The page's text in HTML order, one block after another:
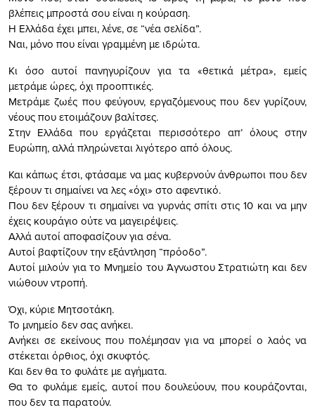
βλέπεις μπροστά σου είναι η κούραση.
Η Ελλάδα έχει μπει, λένε, σε “νέα σελίδα”.
Ναι, μόνο που είναι γραμμένη με ιδρώτα.
Κι όσο αυτοί πανηγυρίζουν για τα «θετικά μέτρα», εμείς
μετράμε ώρες, όχι προοπτικές.
Μετράμε ζωές που φεύγουν, εργαζόμενους που δεν γυρίζουν,
νέους που ετοιμάζουν βαλίτσες.
Στην Ελλάδα που εργάζεται περισσότερο απ’ όλους στην
Ευρώπη, αλλά πληρώνεται λιγότερο από όλους.
Και κάπως έτσι, φτάσαμε να μας κυβερνούν άνθρωποι που δεν
ξέρουν τι σημαίνει να λες «όχι» στο αφεντικό.
Που δεν ξέρουν τι σημαίνει να γυρνάς σπίτι στις 10 και να μην
έχεις κουράγιο ούτε να μαγειρέψεις.
Αλλά αυτοί αποφασίζουν για σένα.
Αυτοί βαφτίζουν την εξάντληση “πρόοδο”.
Αυτοί μιλούν για το Μνημείο του Άγνωστου Στρατιώτη και δεν
νιώθουν ντροπή.
Όχι, κύριε Μητσοτάκη.
Το μνημείο δεν σας ανήκει.
Ανήκει σε εκείνους που πολέμησαν για να μπορεί ο λαός να
στέκεται όρθιος, όχι σκυφτός.
Και δεν θα το φυλάτε με αγήματα.
Θα το φυλάμε εμείς, αυτοί που δουλεύουν, που κουράζονται,
που δεν τα παρατούν.